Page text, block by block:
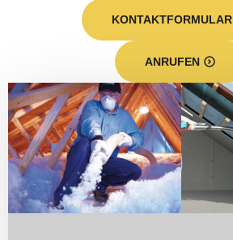
KONTAKTFORMULAR
ANRUFEN